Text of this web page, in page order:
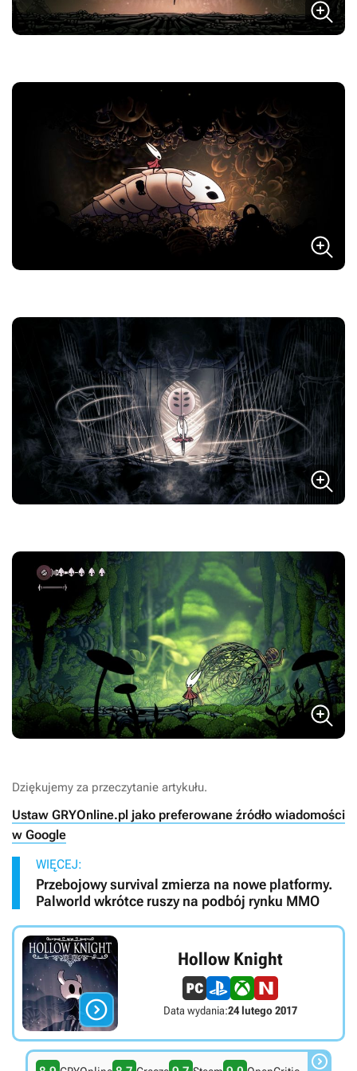
Dziękujemy za przeczytanie artykułu.
Ustaw GRYOnline.pl jako preferowane źródło wiadomości
w Google
WIĘCEJ:
Przebojowy survival zmierza na nowe platformy.
Palworld wkrótce ruszy na podbój rynku MMO

Hollow Knight
Data wydania:24 lutego 2017
